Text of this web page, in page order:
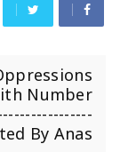
Number
By Anas ...